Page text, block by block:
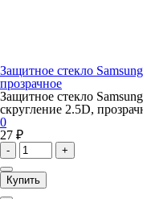
Защитное стекло
прозрачное
Защитное стекло
скругление 2.5D,
0
27 ₽
- +
Купить